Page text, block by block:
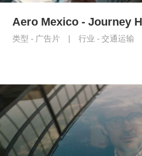
Aero Mexico - Journey
类型 - 广告片 行业 - 交通运输